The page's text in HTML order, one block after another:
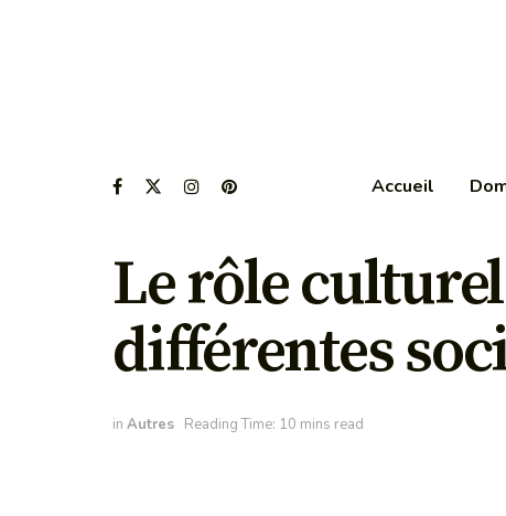
Accueil
Le rôle
différentes
in Autres Reading Time: 10 mins read